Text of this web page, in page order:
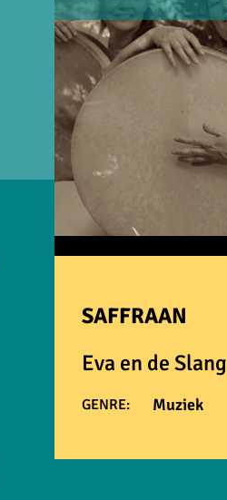
SAFFRAAN
Eva en de Slang
GENRE: Muziek